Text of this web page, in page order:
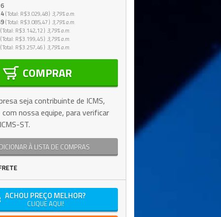
Total R$3.029,48 3,79%a.m.
Total R$3.085,47 3,79%a.m.
Total R$3.142,12 3,79%a.m.
Total R$3.199,45 3,79%a.m.
Total R$3.257,46 3,79%a.m.
COMPRAR
seja contribuinte de ICMS,
nossa equipe, para verificar
ST.
À LISTA DE COMPRAS
ACHOU PREÇO MELHOR?
CLIQUE AQUI!